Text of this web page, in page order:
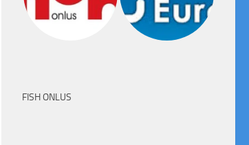
FISH ONLUS